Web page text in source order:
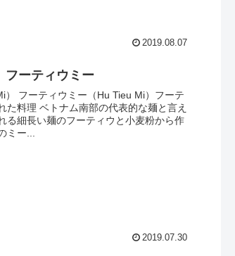
2019.08.07
フーティウミー
） フーティウミー（Hu Tieu Mi）フーテ
た料理 ベトナム南部の代表的な麺と言え
る細長い麺のフーティウと小麦粉から作
ミー...
2019.07.30